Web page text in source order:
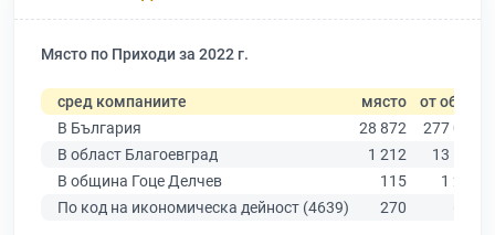
Място по Приходи за 2022 г.
сред компаниите място от общо
В България
28 872
277 019
В област Благоевград
1 212
13 529
В община Гоце Делчев
115
1 297
По код на икономическа дейност (4639)
270